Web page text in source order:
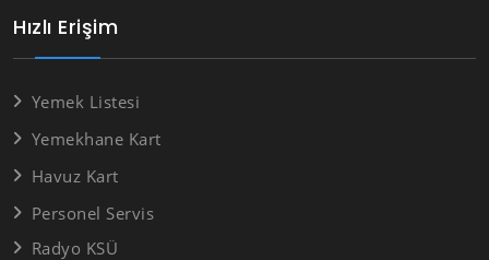
Hızlı Erişim
Yemek Listesi
Yemekhane Kart
Havuz Kart
Personel Servis
Radyo KSÜ